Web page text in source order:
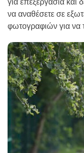
να αναθέσετε σε
φωτογραφιών για να